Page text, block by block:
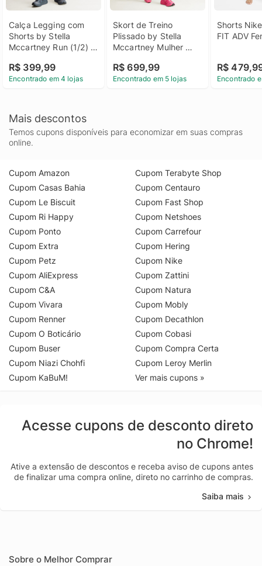
Calça Legging com
Shorts by Stella
Mccartney Run (1/2)
R$ 399,99
Encontrado em 4 lojas
Skort de Treino
Plissado by Stella
Mccartney Mulher
R$ 699,99
Encontrado em 5 lojas
Shorts
FIT ADV
R$
Encontrado
Mais descontos
Temos cupons disponíveis para economizar em suas compras
online.
Cupom Amazon
Cupom Casas Bahia
Cupom Le Biscuit
Cupom Ri Happy
Cupom Ponto
Cupom Extra
Cupom Petz
Cupom AliExpress
Cupom C&A
Cupom Vivara
Cupom Renner
Cupom O Boticário
Cupom Buser
Cupom Niazi Chohfi
Cupom KaBuM!
Cupom Terabyte Shop
Cupom Centauro
Cupom Fast Shop
Cupom Netshoes
Cupom Carrefour
Cupom Hering
Cupom Nike
Cupom Zattini
Cupom Natura
Cupom Mobly
Cupom Decathlon
Cupom Cobasi
Cupom Compra Certa
Cupom Leroy Merlin
Ver mais cupons »
Acesse cupons de desconto direto
no Chrome!
Ative a extensão de descontos e receba aviso de cupons antes
de finalizar uma compra online, direto no carrinho de compras.
Saiba mais
Sobre o Melhor Comprar